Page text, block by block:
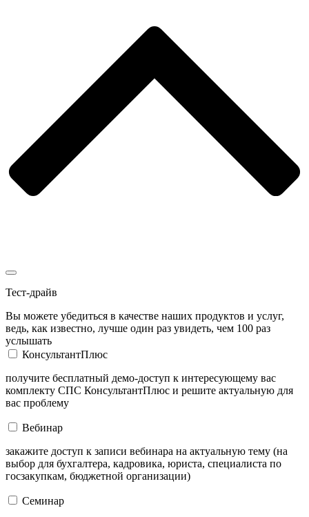
Тест-драйв
Вы можете убедиться в качестве наших продуктов и услуг,
ведь, как известно, лучше один раз увидеть, чем 100 раз
услышать
КонсультантПлюс
получите бесплатный демо-доступ к интересующему вас
комплекту СПС КонсультантПлюс и решите актуальную для
вас проблему
Вебинар
закажите доступ к записи вебинара на актуальную тему (на
выбор для бухгалтера, кадровика, юриста, специалиста по
госзакупкам, бюджетной организации)
Семинар